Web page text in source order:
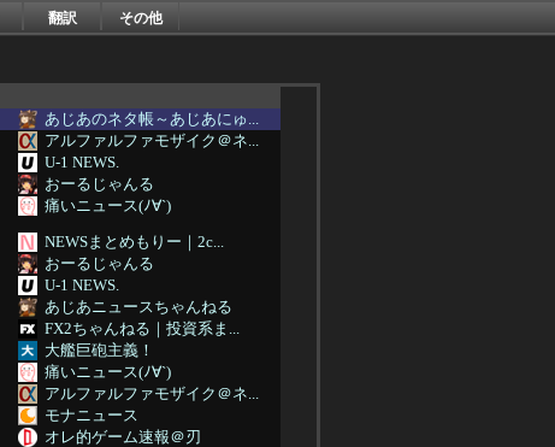
翻訳 その他
あじあのネタ帳～あじあにゅ...
アルファルファモザイク＠ネ...
U-1 NEWS.
おーるじゃんる
痛いニュース(ﾉ∀`)
NEWSまとめもりー｜2c...
おーるじゃんる
U-1 NEWS.
あじあニュースちゃんねる
FX2ちゃんねる｜投資系ま...
大艦巨砲主義！
痛いニュース(ﾉ∀`)
アルファルファモザイク＠ネ...
モナニュース
オレ的ゲーム速報＠刃